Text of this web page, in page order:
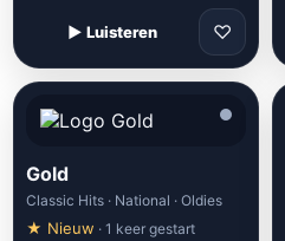
▶ Luisteren ♡
Gold
Classic Hits · National · Oldies
★ Nieuw · 1 keer gestart